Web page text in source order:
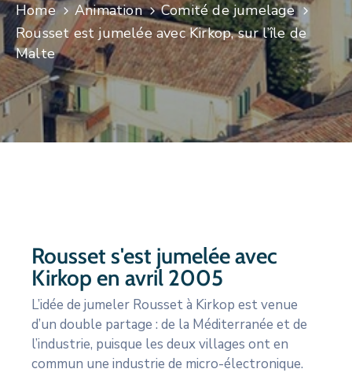
CULTURE
SPORTS
Home Animation
Comité de jumelage
Rousset est jumelée avec Kirkop, sur l’île de
Malte
Rousset s'est jumelée avec
Kirkop en avril 2005
L’idée de jumeler Rousset à Kirkop est venue
d’un double partage : de la Méditerranée et de
l’industrie, puisque les deux villages ont en
commun une industrie de micro-électronique.